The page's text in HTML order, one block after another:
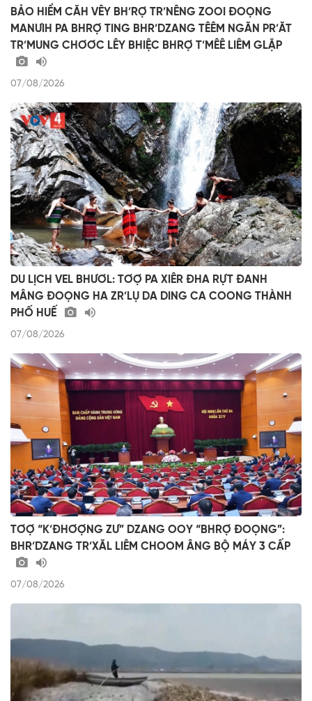
BẢO HIỂM CĂH VÊY BH’RỢ TR’NÊNG ZOOI ĐOỌNG
MANƯIH PA BHRỢ TING BHR’DZANG TÊÊM NGĂN PR’ĂT
TR’MUNG CHƠƠC LÊY BHIỆC BHRỢ T’MÊÊ LIÊM GLẶP
07/08/2026
DU LỊCH VEL BHƯƠL: TƠỢ PA XIÊR ĐHA RỰT ĐANH
MÂNG ĐOỌNG HA ZR’LỤ DA DING CA COONG THÀNH
PHỐ HUẾ
07/08/2026
TƠỢ “K’ĐHƠỢNG ZƯ” DZANG OOY “BHRỢ ĐOỌNG”:
BHR’DZANG TR’XĂL LIÊM CHOOM ÂNG BỘ MÁY 3 CẤP
07/08/2026